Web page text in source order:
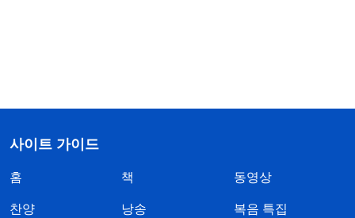
사이트 가이드
홈 책 동영상
찬양 낭송 복음 특집